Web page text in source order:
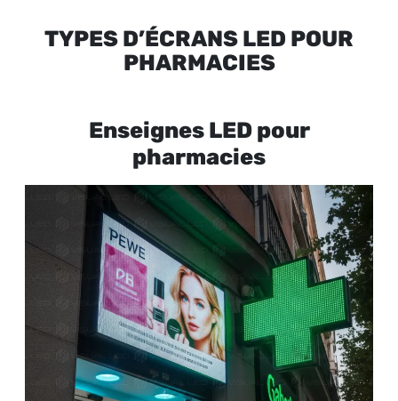
TYPES D’ÉCRANS LED POUR
PHARMACIES
Enseignes LED pour
pharmacies